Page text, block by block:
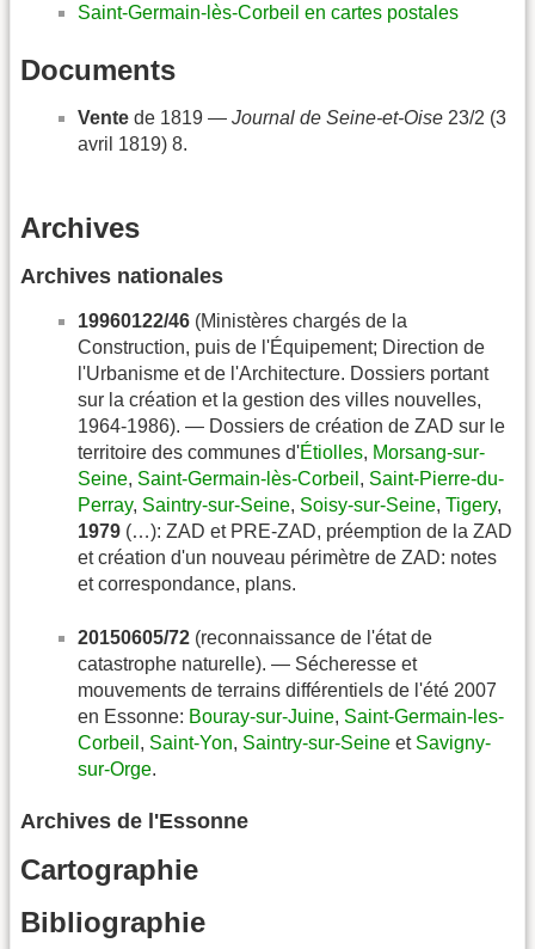
Saint-Germain-lès-Corbeil en cartes postales
Documents
Vente de 1819 — Journal de Seine-et-Oise 23/2 (3
avril 1819) 8.
Archives
Archives nationales
19960122/46 (Ministères chargés de la
Construction, puis de l'Équipement; Direction de
l'Urbanisme et de l'Architecture. Dossiers portant
sur la création et la gestion des villes nouvelles,
1964-1986). — Dossiers de création de ZAD sur le
territoire des communes d'Étiolles, Morsang-sur-
Seine, Saint-Germain-lès-Corbeil , Saint-Pierre-du-
Perray, Saintry-sur-Seine, Soisy-sur-Seine, Tigery,
1979 (…): ZAD et PRE-ZAD, préemption de la ZAD
et création d'un nouveau périmètre de ZAD: notes
et correspondance, plans.
20150605/72 (reconnaissance de l'état de
catastrophe naturelle). — Sécheresse et
mouvements de terrains différentiels de l'été 2007
en Essonne: Bouray-sur-Juine, Saint-Germain-les-
Corbeil , Saint-Yon, Saintry-sur-Seine et Savigny-
sur-Orge.
Archives de l'Essonne
Cartographie
Bibliographie